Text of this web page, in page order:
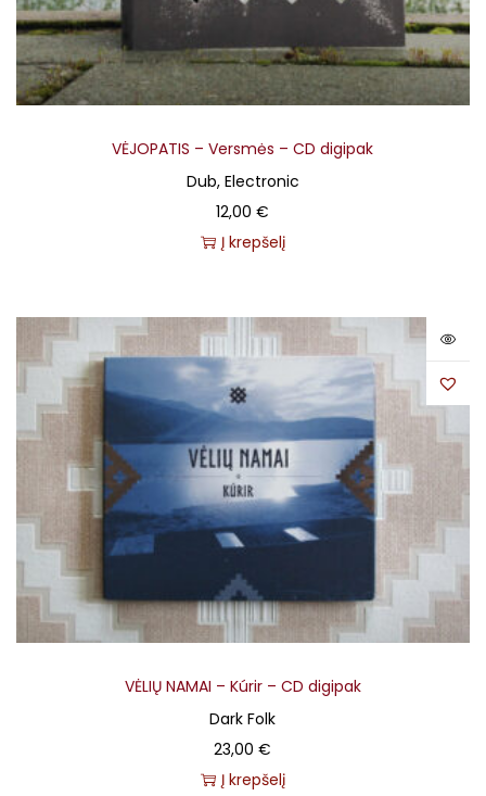
VĖJOPATIS – Versmės – CD digipak
Dub, Electronic
12,00€
Į krepšelį
VĖLIŲ NAMAI – Kúrir – CD digipak
Dark Folk
23,00€
Į krepšelį